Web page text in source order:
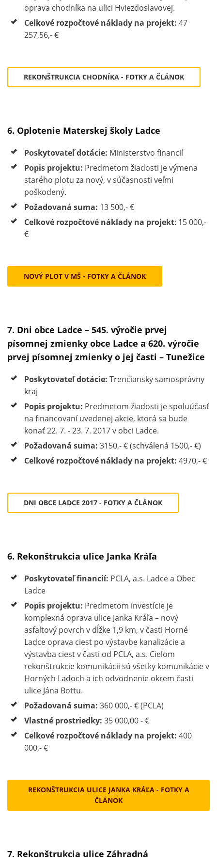
oprava chodníka na ulici Hviezdoslavovej.
Celkové rozpočtové náklady na projekt: 47
257,56,- €
REKONŠTRUKCIA CHODNÍKA - FOTKY A ČLÁNOK
6. Oplotenie Materskej školy Ladce
Poskytovateľ dotácie: Ministerstvo financií
Popis projektu: Predmetom žiadosti je výmena
starého plotu za nový, v súčasnosti veľmi
poškodený.
Požadovaná suma: 13 500,- €
Celkové rozpočtové náklady na projekt: 15 000,-
€
NOVÝ PLOT V MŠ - FOTKY A ČLÁNOK
7. Dni obce Ladce – 545. výročie prvej
písomnej zmienky obce Ladce a 620. výročie
prvej písomnej zmienky o jej časti – Tunežice
Poskytovateľ dotácie: Trenčiansky samosprávny
kraj
Popis projektu: Predmetom žiadosti je spoluúčasť
na financovaní uvedenej akcie, ktorá sa bude
konať 22. 7. - 23. 7. 2017 v obci Ladce.
Požadovaná suma: 3150,- € (schválená 1500,- €)
Celkové rozpočtové náklady na projekt: 4970,- €
DNI OBCE LADCE 2017 - FOTKY A ČLÁNOK
6. Rekonštrukcia ulice Janka Kráľa
Poskytovateľ financií: PCLA, a.s. Ladce a Obec
Ladce
Popis projektu: Predmetom investície je
komplexná oprava ulice Janka Kráľa – nový
asfaltový povrch v dĺžke 1,9 km, v časti Horné
Ladce oprava ciest po výstavbe kanalizácie a
výstavba ciest v časti od PCLA, a.s. Cieľom
rekonštrukcie komunikácii sú všetky komunikácie v
Horných Ladoch a ich odvodnenie okrem časti
ulice Jána Bottu.
Požadovaná suma: 360 000,- € (PCLA)
Vlastné prostriedky: 35 000,00 - €
Celkové rozpočtové náklady na projekt: 400
000,- €
REKONŠTRUKCIA ULICE JANKA KRÁĽA - FOTKY A
ČLÁNOK
7. Rekonštrukcia ulice Záhradná